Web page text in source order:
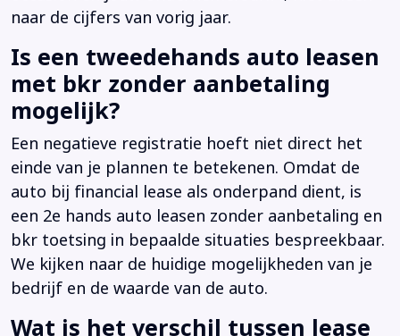
naar de cijfers van vorig jaar.
Is een tweedehands auto leasen
met bkr zonder aanbetaling
mogelijk?
Een negatieve registratie hoeft niet direct het
einde van je plannen te betekenen. Omdat de
auto bij financial lease als onderpand dient, is
een 2e hands auto leasen zonder aanbetaling en
bkr toetsing in bepaalde situaties bespreekbaar.
We kijken naar de huidige mogelijkheden van je
bedrijf en de waarde van de auto.
Wat is het verschil tussen lease